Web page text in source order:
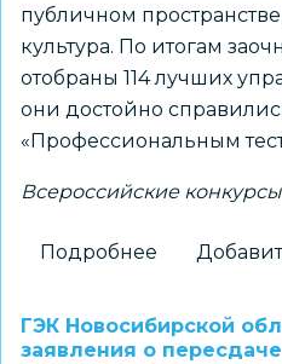
публичном
культура. По итогам
отобраны 114 лучших
они достойно
«Профессиональным
Всероссийские конкурсы
Подробнее
лицея
ГЭК Новосибирской
заявления о